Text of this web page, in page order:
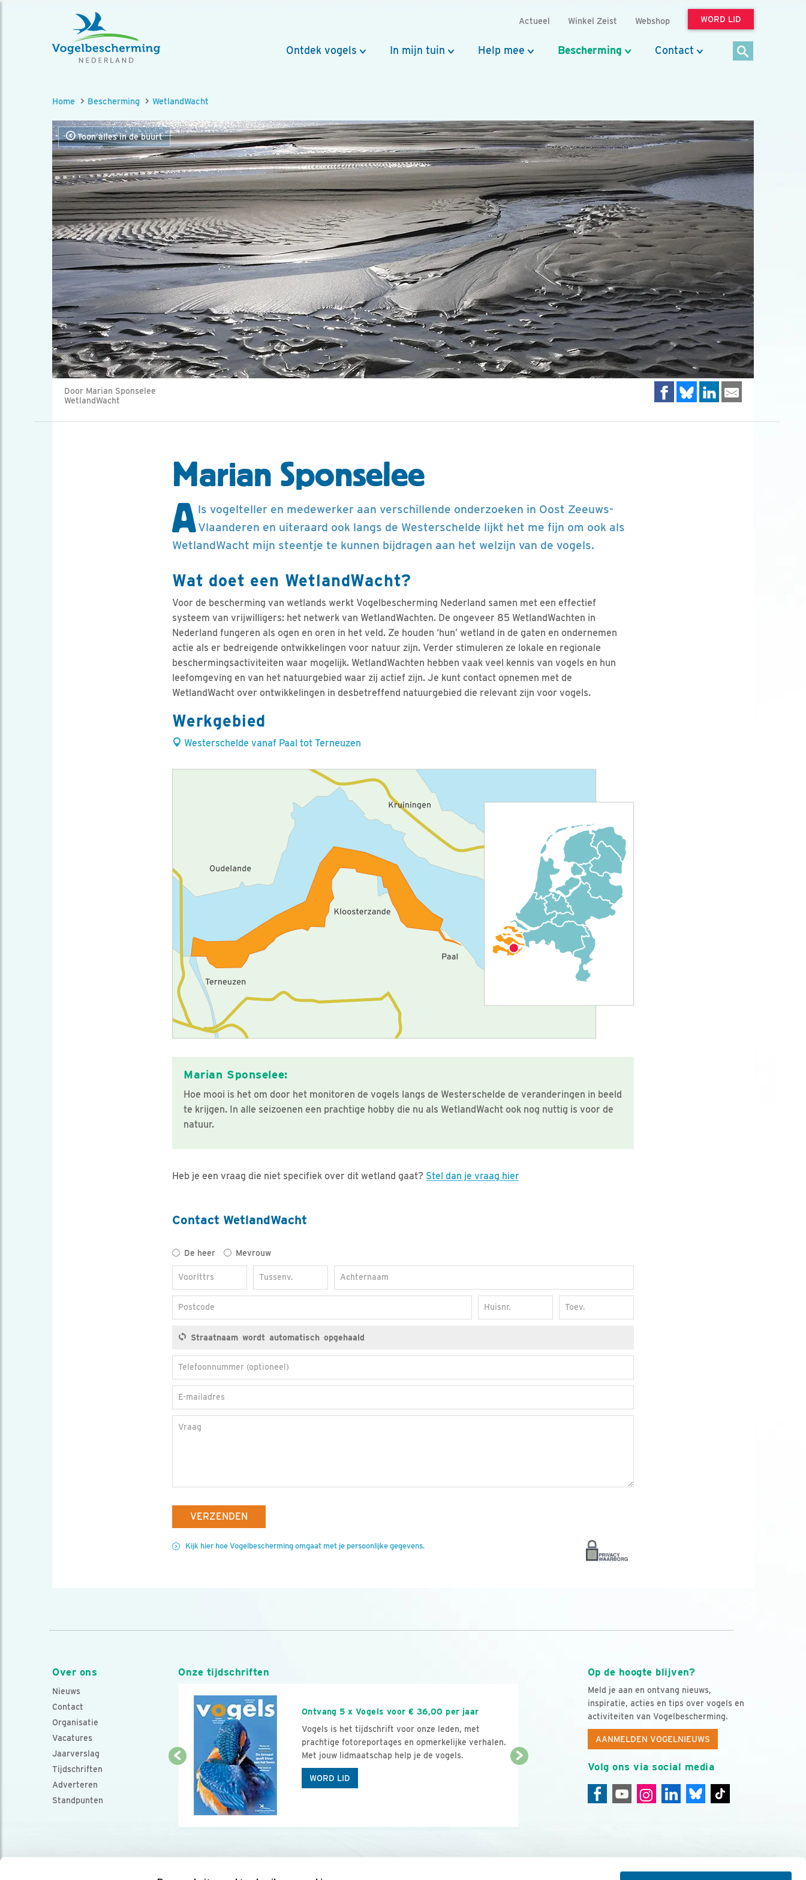
Actueel Winkel Zeist Webshop WORD LID
Ontdek vogels In mijn tuin Help mee Bescherming Contact
Home Bescherming WetlandWacht
Toon alles in de buurt
Door Marian Sponselee
WetlandWacht
Marian Sponselee
Als vogelteller en medewerker aan verschillende onderzoeken in Oost Zeeuws-
Vlaanderen en uiteraard ook langs de Westerschelde lijkt het me fijn om ook als
WetlandWacht mijn steentje te kunnen bijdragen aan het welzijn van de vogels.
Wat doet een WetlandWacht?
Voor de bescherming van wetlands werkt Vogelbescherming Nederland samen met een effectief
systeem van vrijwilligers: het netwerk van WetlandWachten. De ongeveer 85 WetlandWachten in
Nederland fungeren als ogen en oren in het veld. Ze houden ‘hun’ wetland in de gaten en ondernemen
actie als er bedreigende ontwikkelingen voor natuur zijn. Verder stimuleren ze lokale en regionale
beschermingsactiviteiten waar mogelijk. WetlandWachten hebben vaak veel kennis van vogels en hun
leefomgeving en van het natuurgebied waar zij actief zijn. Je kunt contact opnemen met de
WetlandWacht over ontwikkelingen in desbetreffend natuurgebied die relevant zijn voor vogels.
Werkgebied
Westerschelde vanaf Paal tot Terneuzen
Marian Sponselee:
Hoe mooi is het om door het monitoren de vogels langs de Westerschelde de veranderingen in beeld
te krijgen. In alle seizoenen een prachtige hobby die nu als WetlandWacht ook nog nuttig is voor de
natuur.
Heb je een vraag die niet specifiek over dit wetland gaat? Stel dan je vraag hier
Contact WetlandWacht
TitelDe heer Mevrouw
Voorlttrs Tussenv. Achternaam
Postcode Huisnr. Toev.
Telefoonnummer (optioneel)
E-mailadres
Vraag
VERZENDEN
Kijk hier hoe Vogelbescherming omgaat met je persoonlijke gegevens.
Over ons
Nieuws
Contact
Organisatie
Vacatures
Jaarverslag
Tijdschriften
Adverteren
Standpunten
Op de hoogte blijven?
Meld je aan en ontvang nieuws,
inspiratie, acties en tips over vogels en
activiteiten van Vogelbescherming.
AANMELDEN VOGELNIEUWS
Volg ons via social media
Onze tijdschriften
Ontvang 5 x Vogels voor € 36,00 per jaar
Vogels is het tijdschrift voor onze leden, met
prachtige fotoreportages en opmerkelijke verhalen.
Met jouw lidmaatschap help je de vogels.
WORD LID